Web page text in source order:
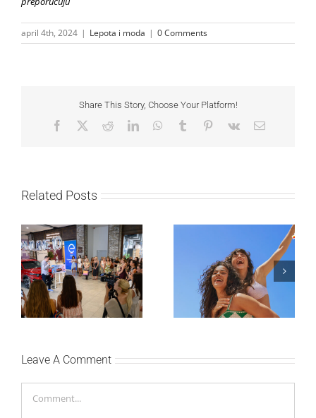
april 4th, 2024 | Lepota i moda | 0 Comments
Share This Story, Choose Your Platform!
Facebook RedditLinkedInWhatsApp
Tumblr Pinterest
Vk Email
Related Posts
Lilly Drogerie proslavile
10. online rođendan,
uručile automobil
Citroën C3 i najavile
saradnju sa
šampionkom Andreom
Leto menja naše navike
– vreme je da
promenite i beauty
rutinu
Leave A Comment